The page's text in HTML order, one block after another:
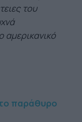
του
αµερικανικό
παράθυρο